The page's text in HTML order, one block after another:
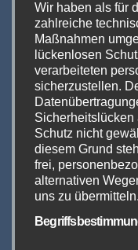
Community auf
welchen
hergestellt
Ja die
Während ein
inzwischen dem
haben, gibt es
europäische
aufs gerade
vorproduzieren
Wir haben als für
zahlreiche
Maßnahmen
lückenlosen
verarbeiteten
sicherzustellen.
Sicherheitslücken
Schutz nicht
diesem Grund
frei,
alternativen
uns zu übermitteln.